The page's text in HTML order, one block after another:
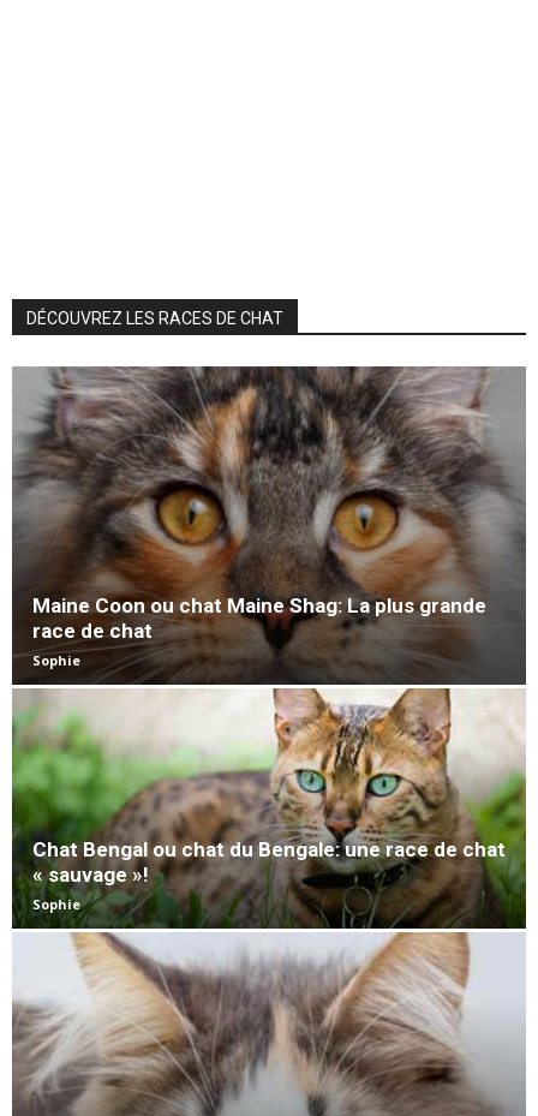
DÉCOUVREZ LES RACES DE CHAT
Maine Coon ou chat Maine Shag: La plus grande
race de chat
Sophie
Chat Bengal ou chat du Bengale: une race de chat
« sauvage »!
Sophie